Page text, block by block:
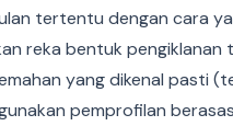
tertentu dengan cara
reka bentuk
yang dikenal pasti
pemprofilan